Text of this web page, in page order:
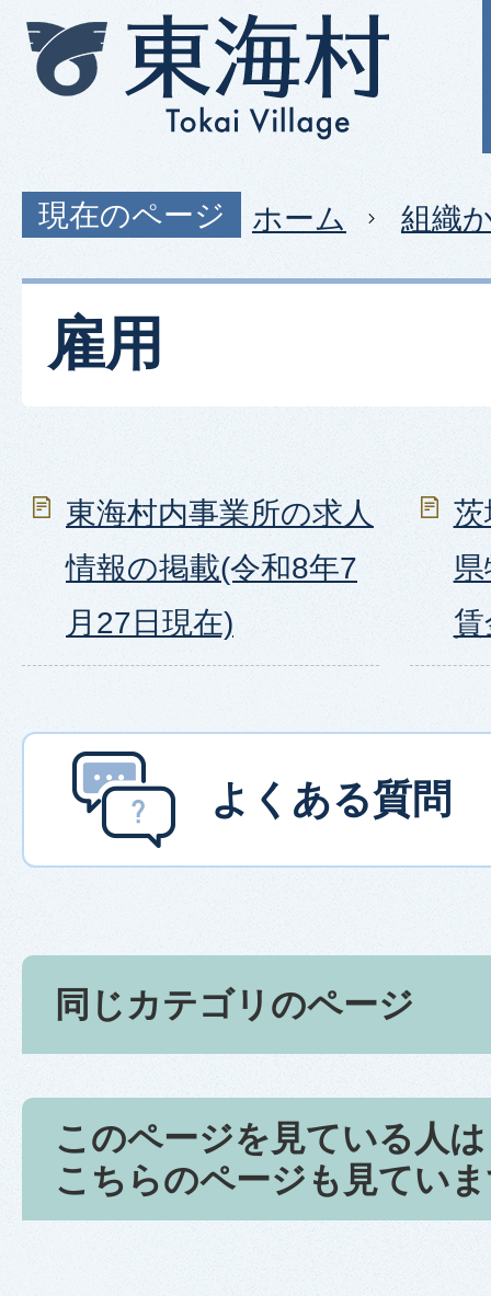
現在のページ ホーム 組織
雇用
東海村内事業所の求人
情報の掲載(令和8年7
月27日現在)
茨
よくある質問
同じカテゴリのページ
このページを見ている人は
こちらのページも見てい